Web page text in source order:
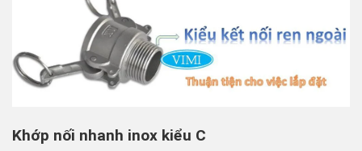
Khớp nối nhanh inox kiểu C